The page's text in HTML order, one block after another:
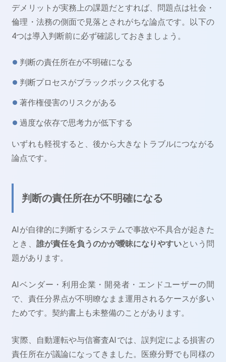
デメリットが実務上の課題だとすれば、問題点は社会・
倫理・法務の側面で見落とされがちな論点です。以下の
4つは導入判断前に必ず確認しておきましょう。
判断の責任所在が不明確になる
判断プロセスがブラックボックス化する
著作権侵害のリスクがある
過度な依存で思考力が低下する
いずれも軽視すると、後から大きなトラブルにつながる
論点です。
判断の責任所在が不明確になる
AIが自律的に判断するシステムで事故や不具合が起きた
とき、 誰が責任を負うのかが曖昧になりやすいという問
題があります。
AIベンダー・利用企業・開発者・エンドユーザーの間
で、責任分界点が不明瞭なまま運用されるケースが多い
ためです。契約書上も未整備のことがあります。
実際、自動運転や与信審査AIでは、誤判定による損害の
責任所在が議論になってきました。医療分野でも同様の